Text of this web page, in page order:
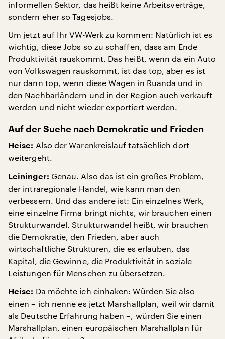
informellen Sektor, das heißt keine Arbeitsverträge,
sondern eher so Tagesjobs.
Um jetzt auf Ihr VW-Werk zu kommen: Natürlich ist es
wichtig, diese Jobs so zu schaffen, dass am Ende
Produktivität rauskommt. Das heißt, wenn da ein Auto
von Volkswagen rauskommt, ist das top, aber es ist
nur dann top, wenn diese Wagen in Ruanda und in
den Nachbarländern und in der Region auch verkauft
werden und nicht wieder exportiert werden.
Auf der Suche nach Demokratie und Frieden
Heise: Also der Warenkreislauf tatsächlich dort
weitergeht.
Leininger: Genau. Also das ist ein großes Problem,
der intraregionale Handel, wie kann man den
verbessern. Und das andere ist: Ein einzelnes Werk,
eine einzelne Firma bringt nichts, wir brauchen einen
Strukturwandel. Strukturwandel heißt, wir brauchen
die Demokratie, den Frieden, aber auch
wirtschaftliche Strukturen, die es erlauben, das
Kapital, die Gewinne, die Produktivität in soziale
Leistungen für Menschen zu übersetzen.
Heise: Da möchte ich einhaken: Würden Sie also
einen – ich nenne es jetzt Marshallplan, weil wir damit
als Deutsche Erfahrung haben –, würden Sie einen
Marshallplan, einen europäischen Marshallplan für